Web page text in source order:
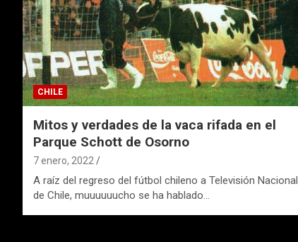
CHILE
Mitos y verdades de la vaca rifada en el
Parque Schott de Osorno
7 enero, 2022
A raíz del regreso del fútbol chileno a Televisión Nacional
de Chile, muuuuuucho se ha hablado…